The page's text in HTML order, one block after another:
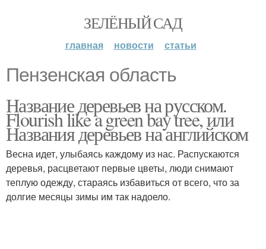
ЗЕЛЁНЫЙ САД
главная новости статьи
Пензенская область
Название деревьев на русском.
Flourish like a green bay tree, или
Названия деревьев на английском
Весна идет, улыбаясь каждому из нас. Распускаются
деревья, расцветают первые цветы, люди снимают
теплую одежду, стараясь избавиться от всего, что за
долгие месяцы зимы им так надоело.